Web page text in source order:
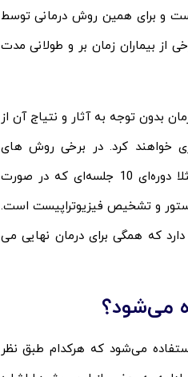
و برای همین روش درمانی توسط
از بیماران زمان بر و طولانی مدت
بدون توجه به آثار و نتیاج آن از
خواهند کرد. در برخی روش های
فیزیوتراپی باید به صورت دوره های متناوب اقدامات را انجام داد. مثلا دوره‌ای 10 جلسه‌ای که در صورت
دستور و تشخیص فیزیوتراپیست است.
که همگی برای درمان نهایی می
می‌شود؟
می‌شود که هرکدام طبق نظر